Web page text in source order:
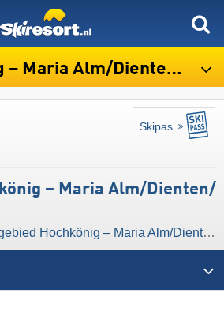
Alm/​Dienten/​Mühlbach
Skipas
– Maria Alm/​Dienten/​
Hochkönig – Maria Alm/​Dienten/​Mühlbach